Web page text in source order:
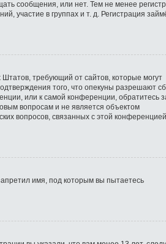
сообщения, или нет. Тем не менее
участие в группах и т. д. Регистрация
требующий от сайтов, которые могут
того, что опекуны разрешают
или к самой конференции, обратитесь
вопросам и не является объектом
вопросов, связанных с этой
имя, под которым вы пытаетесь